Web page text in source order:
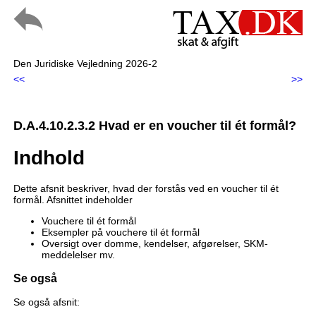
Den Juridiske Vejledning 2026-2
<<
>>
D.A.4.10.2.3.2 Hvad er en voucher til ét formål?
Indhold
Dette afsnit beskriver, hvad der forstås ved en voucher til ét
formål. Afsnittet indeholder
Vouchere til ét formål
Eksempler på vouchere til ét formål
Oversigt over domme, kendelser, afgørelser, SKM-
meddelelser mv.
Se også
Se også afsnit: